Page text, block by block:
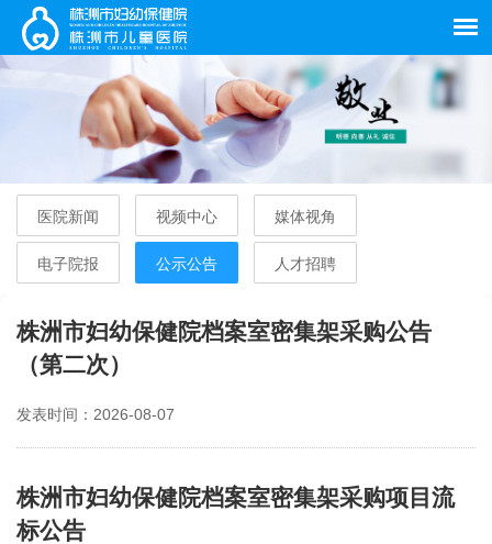
医院新闻 视频中心 媒体视角
电子院报 公示公告 人才招聘
株洲市妇幼保健院档案室密集架采购公告
（第二次）
发表时间：2026-08-07
株洲市妇幼保健院档案室密集架采购项目流
标公告